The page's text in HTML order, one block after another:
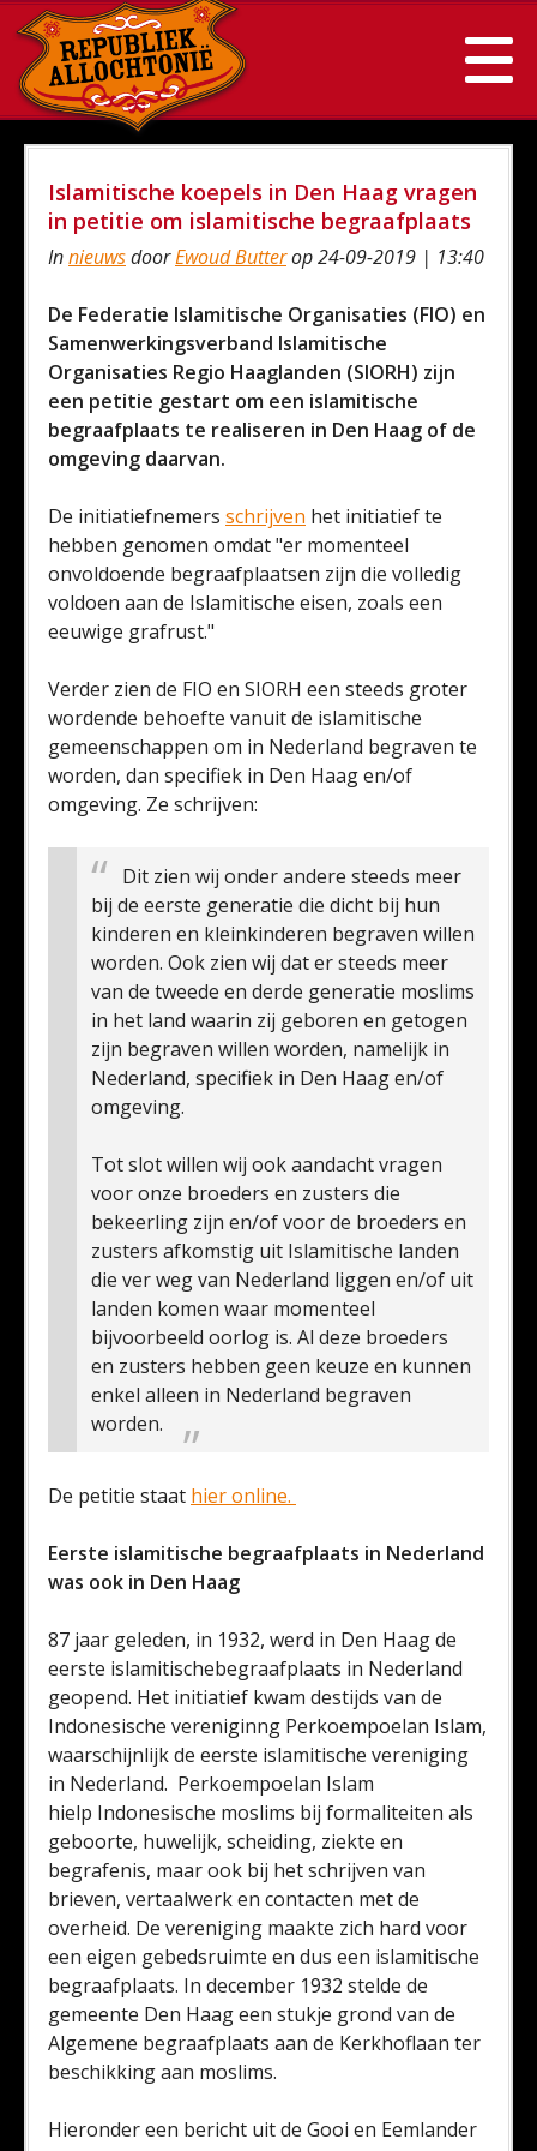
Islamitische koepels in Den Haag vragen
in petitie om islamitische begraafplaats
InnieuwsdoorEwoud Butterop 24-09-2019 | 13:40
De Federatie Islamitische Organisaties (FIO) en
Samenwerkingsverband Islamitische
Organisaties Regio Haaglanden (SIORH) zijn
een petitie gestart om een islamitische
begraafplaats te realiseren in Den Haag of de
omgeving daarvan.
De initiatiefnemers schrijven het initiatief te
hebben genomen omdat "er momenteel
onvoldoende begraafplaatsen zijn die volledig
voldoen aan de Islamitische eisen, zoals een
eeuwige grafrust."
Verder zien de FIO en SIORH een steeds groter
wordende behoefte vanuit de islamitische
gemeenschappen om in Nederland begraven te
worden, dan specifiek in Den Haag en/of
omgeving. Ze schrijven:
Dit zien wij onder andere steeds meer
bij de eerste generatie die dicht bij hun
kinderen en kleinkinderen begraven willen
worden. Ook zien wij dat er steeds meer
van de tweede en derde generatie moslims
in het land waarin zij geboren en getogen
zijn begraven willen worden, namelijk in
Nederland, specifiek in Den Haag en/of
omgeving.
Tot slot willen wij ook aandacht vragen
voor onze broeders en zusters die
bekeerling zijn en/of voor de broeders en
zusters afkomstig uit Islamitische landen
die ver weg van Nederland liggen en/of uit
landen komen waar momenteel
bijvoorbeeld oorlog is. Al deze broeders
en zusters hebben geen keuze en kunnen
enkel alleen in Nederland begraven
worden.
De petitie staat hier online.
Eerste islamitische begraafplaats in Nederland
was ook in Den Haag
​87 jaar geleden, in 1932, werd in Den Haag de
eerste islamitischebegraafplaats in Nederland
geopend. Het initiatief kwam destijds van de
Indonesische vereniginng Perkoempoelan Islam,
waarschijnlijk de eerste islamitische vereniging
in Nederland. Perkoempoelan Islam
hielp Indonesische moslims bij formaliteiten als
geboorte, huwelijk, scheiding, ziekte en
begrafenis, maar ook bij het schrijven van
brieven, vertaalwerk en contacten met de
overheid. De vereniging maakte zich hard voor
een eigen gebedsruimte en dus een islamitische
begraafplaats. In december 1932 stelde de
gemeente Den Haag een stukje grond van de
Algemene begraafplaats aan de Kerkhoflaan ter
beschikking aan moslims.
Hieronder een bericht uit de Gooi en Eemlander